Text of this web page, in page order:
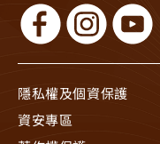
隱私權及個資保護
資安專區